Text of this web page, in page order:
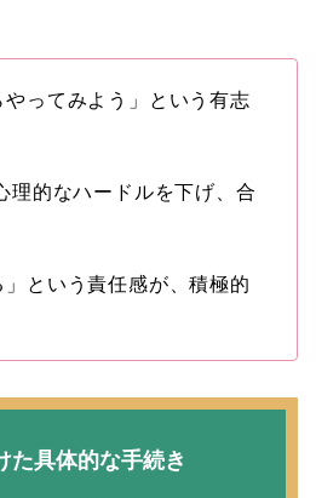
やってみよう」という有志
理的なハードルを下げ、合
」という責任感が、積極的
た具体的な手続き